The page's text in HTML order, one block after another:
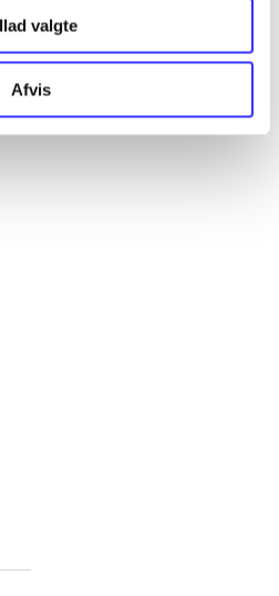
valgte
Afvis på udgivelser